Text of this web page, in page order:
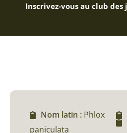
Inscrivez-vous au club
Nom latin : Phlox
paniculata